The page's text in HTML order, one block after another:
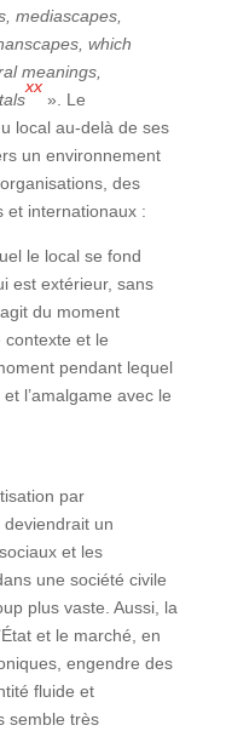
mediascapes,
which
meanings,
xx
». Le
local au-delà de ses
un environnement
des
et internationaux :
le local se fond
est extérieur, sans
du moment
contexte et le
pendant lequel
l’amalgame avec le
par
deviendrait un
et les
une société civile
plus vaste. Aussi, la
et le marché, en
engendre des
fluide et
semble très